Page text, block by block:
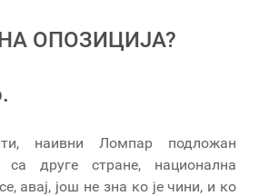
ОПОЗИЦИЈА?
наивни Ломпар подложан
са друге стране, национална
авај, још не зна ко је чини, и ко